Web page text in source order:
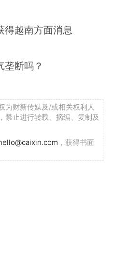
得越南方面消息
垄断吗？
为财新传媒及/或相关权利人
禁止进行转载、摘编、复制及
，获得书面